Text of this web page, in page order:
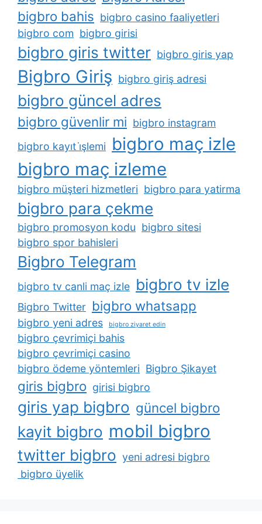
bigbro bahis bigbro casino faaliyetleri
bigbro com bigbro girisi
bigbro giris twitter bigbro giris yap
Bigbro Giriş bigbro giriş adresi
bigbro güncel adres
bigbro güvenlir mi bigbro instagram
bigbro kayıt i̇şlemi
bigbro maç izle
bigbro maç izleme
bigbro müşteri hizmetleri bigbro para yatirma
bigbro para çekme
bigbro promosyon kodu bigbro sitesi
bigbro spor bahisleri
Bigbro Telegram
bigbro tv canli maç izle bigbro tv izle
Bigbro Twitter bigbro whatsapp
bigbro yeni adres bigbro ziyaret edin
bigbro çevrimiçi bahis
bigbro çevrimiçi casino
bigbro ödeme yöntemleri Bigbro Şikayet
giris bigbro girisi bigbro
giris yap bigbro güncel bigbro
kayit bigbro mobil bigbro
twitter bigbro yeni adresi bigbro
bigbro üyelik